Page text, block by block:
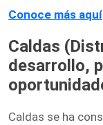
Conoce más aquí
Caldas
desarrollo,
Caldas se ha